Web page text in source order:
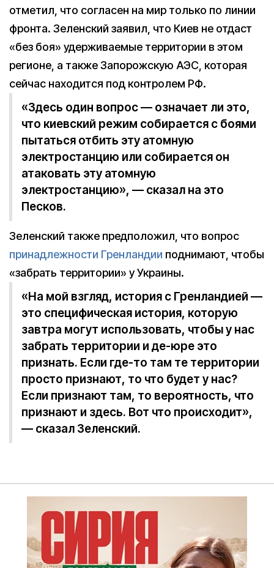
отметил, что согласен на мир только по линии
фронта. Зеленский заявил, что Киев не отдаст
«без боя» удерживаемые территории в этом
регионе, а также Запорожскую АЭС, которая
сейчас находится под контролем РФ.
«Здесь один вопрос — означает ли это,
что киевский режим собирается с боями
пытаться отбить эту атомную
электростанцию или собирается он
атаковать эту атомную
электростанцию», — сказал на это
Песков.
Зеленский также предположил, что вопрос
принадлежности Гренландии поднимают, чтобы
«забрать территории» у Украины.
«На мой взгляд, история с Гренландией —
это специфическая история, которую
завтра могут использовать, чтобы у нас
забрать территории и де-юре это
признать. Если где-то там те территории
просто признают, то что будет у нас?
Если признают там, то вероятность, что
признают и здесь. Вот что происходит»,
— сказал Зеленский.